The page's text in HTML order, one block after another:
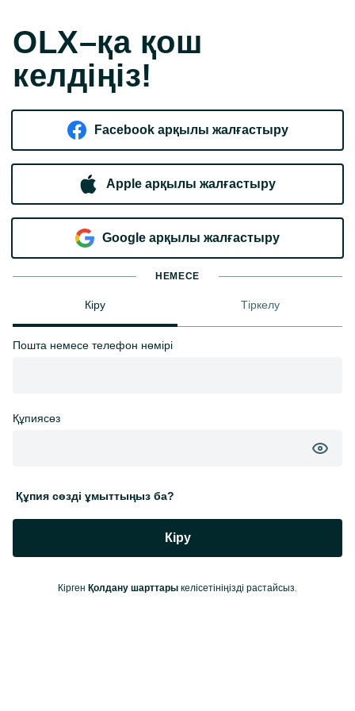
OLX–қа қош
келдіңіз!
Facebook арқылы жалғастыру
Apple арқылы жалғастыру
Google арқылы жалғастыру
НЕМЕСЕ
Кіру Тіркелу
Пошта немесе телефон нөмірі
Құпиясөз
Құпия сөзді ұмыттыңыз ба?
Кіру
Кірген Қолдану шарттары келісетініңізді растайсыз.